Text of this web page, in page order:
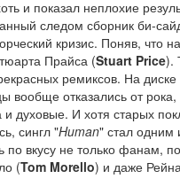
и показал неплохие
следом сборник би-
кризис. Поняв,
Прайса (Stuart Price).
ремиксов. На диске
вообще отказались от
духовые. И хотя старых
сингл "Human" стал одним
вкусу не только фанам,
(Tom Morello) и даже